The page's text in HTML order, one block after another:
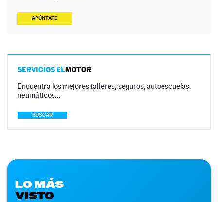
APÚNTATE
SERVICIOS ELMOTOR
Encuentra los mejores talleres, seguros, autoescuelas,
neumáticos…
BUSCAR
LO MÁS
VISTO